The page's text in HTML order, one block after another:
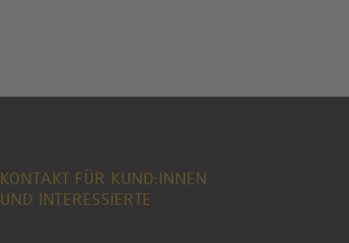
KONTAKT FÜR KUND:INNEN
UND INTERESSIERTE